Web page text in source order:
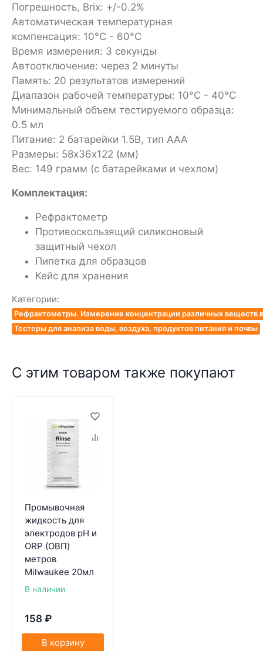
Погрешность, Brix: +/-0.2%
Автоматическая температурная
компенсация: 10°C - 60°C
Время измерения: 3 секунды
Автоотключение: через 2 минуты
Память: 20 результатов измерений
Диапазон рабочей температуры: 10°C - 40°C
Минимальный объем тестируемого образца:
0.5 мл
Питание: 2 батарейки 1.5В, тип ААА
Размеры: 58х36х122 (мм)
Вес: 149 грамм (с батарейками и чехлом)
Комплектация:
Рефрактометр
Противоскользящий силиконовый
защитный чехол
Пипетка для образцов
Кейс для хранения
Категории:
Рефрактометры. Измерение концентрации различных веществ
Тестеры для анализа воды, воздуха, продуктов питания и почвы
С этим товаром также покупают
Промывочная
жидкость для
электродов pH и
ORP (ОВП)
метров
Milwaukee 20мл
В наличии
158 ₽
В корзину